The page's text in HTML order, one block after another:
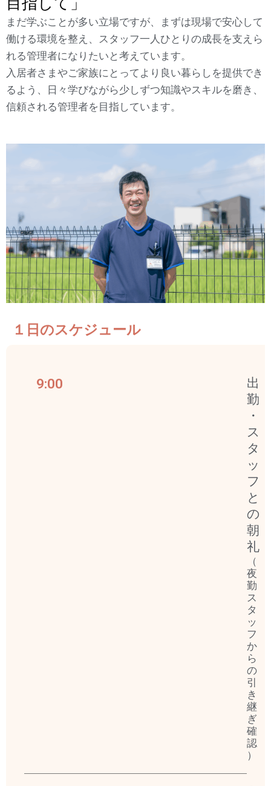
まだ学ぶことが多い立場ですが、まずは現場で安心して
働ける環境を整え、スタッフ一人ひとりの成長を支えら
れる管理者になりたいと考えています。
入居者さまやご家族にとってより良い暮らしを提供でき
るよう、日々学びながら少しずつ知識やスキルを磨き、
信頼される管理者を目指しています。
１日のスケジュール
9:00
出
勤
・
ス
タ
ッ
フ
と
の
朝
礼
（
夜
勤
ス
タ
ッ
フ
か
ら
の
引
き
継
ぎ
確
認
）